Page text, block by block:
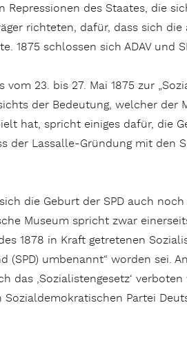
Repressionen des Staates, die
richteten, dafür, dass sich
1875 schlossen sich ADAV und
vom 23. bis 27. Mai 1875 zur
der Bedeutung, welcher der
hat, spricht einiges dafür, die
der Lassalle-Gründung mit den
die Geburt der SPD auch
Museum spricht zwar
1878 in Kraft getretenen
(SPD) umbenannt“ worden sei.
das ,Sozialistengesetz‘
Sozialdemokratischen Partei